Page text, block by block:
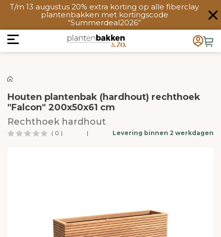
T/m 13 augustus 20% extra korting op alle fiberclay
plantenbakken met kortingscode
“Summerdeal2026”
Houten plantenbak (hardhout) rechthoek
"Falcon" 200x50x61 cm
Rechthoek hardhout
( 0 ) | Levering binnen 2 werkdagen